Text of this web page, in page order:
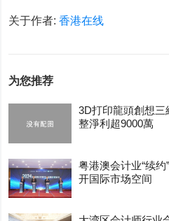
关于作者:香港在线
为您推荐
3D打印龍頭創想
整淨利超9000萬
粤港澳会计业“续
开国际市场空间